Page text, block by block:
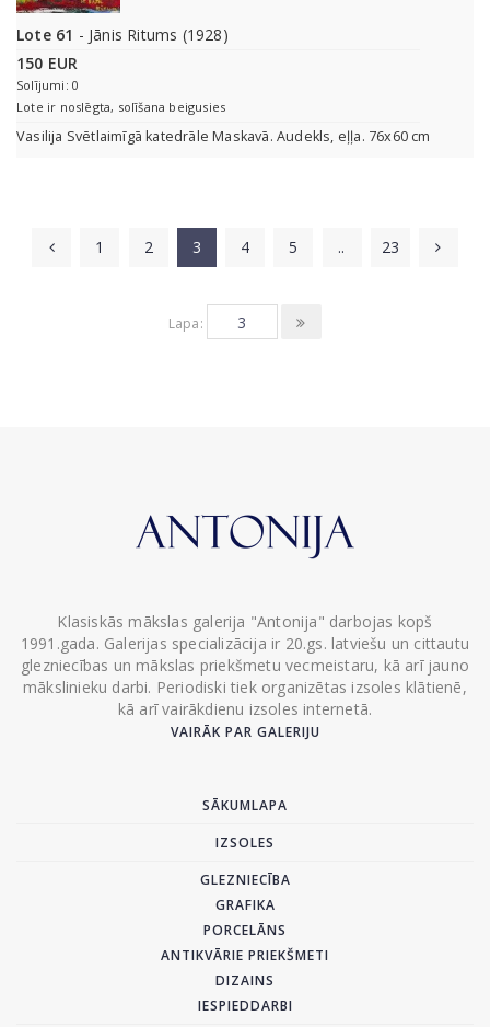
Lote 61 - Jānis Ritums (1928)
150 EUR
Solījumi: 0
Lote ir noslēgta, solīšana beigusies
Vasilija Svētlaimīgā katedrāle Maskavā. Audekls, eļļa. 76x60 cm
1 2 3 4 5 .. 23
Lapa:
Klasiskās mākslas galerija "Antonija" darbojas kopš
1991.gada. Galerijas specializācija ir 20.gs. latviešu un cittautu
glezniecības un mākslas priekšmetu vecmeistaru, kā arī jauno
mākslinieku darbi. Periodiski tiek organizētas izsoles klātienē,
kā arī vairākdienu izsoles internetā.
VAIRĀK PAR GALERIJU
SĀKUMLAPA
IZSOLES
GLEZNIECĪBA
GRAFIKA
PORCELĀNS
ANTIKVĀRIE PRIEKŠMETI
DIZAINS
IESPIEDDARBI